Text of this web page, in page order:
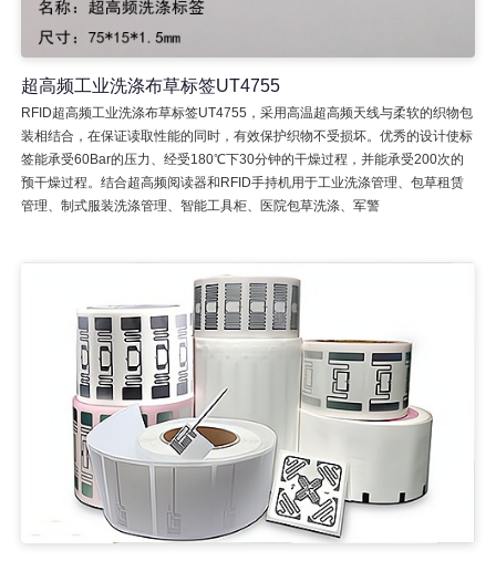
超高频工业洗涤布草标签UT4755
RFID超高频工业洗涤布草标签UT4755，采用高温超高频天线与柔软的织物包
装相结合，在保证读取性能的同时，有效保护织物不受损坏。优秀的设计使标
签能承受60Bar的压力、经受180℃下30分钟的干燥过程，并能承受200次的
预干燥过程。结合超高频阅读器和RFID手持机用于工业洗涤管理、包草租赁
管理、制式服装洗涤管理、智能工具柜、医院包草洗涤、军警